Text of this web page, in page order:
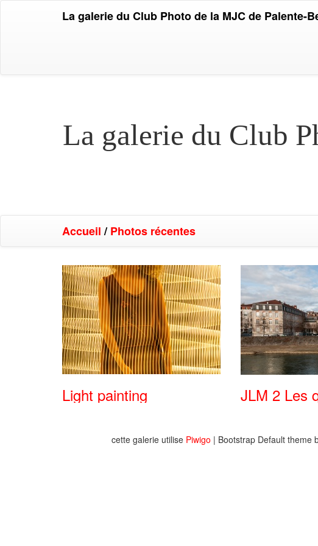
La galerie du Club Photo de la MJC de Palente-
La galerie du Club
Accueil /Photos récentes
Light painting JLM 2 Les
cette galerie utilise Piwigo | Bootstrap Default theme